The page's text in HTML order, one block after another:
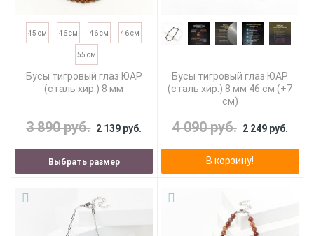
45 см 46 см 46 см 46 см
55 см
Бусы тигровый глаз ЮАР
(сталь хир.) 8 мм
3 890 руб. 2 139 руб.
Выбрать размер
Бусы тигровый глаз ЮАР
(сталь хир.) 8 мм 46 см (+7
см)
4 090 руб. 2 249 руб.
В корзину!